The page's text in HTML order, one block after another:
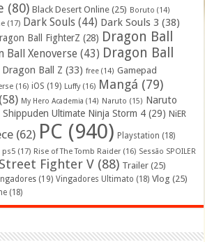
(80) Black Desert Online (25) Boruto (14)
(17) Dark Souls (44) Dark Souls 3 (38)
Ball FighterZ (28) Dragon Ball
Ball Xenoverse (43) Dragon Ball
Dragon Ball Z (33) free (14) Gamepad
(16) iOS (19) Luffy(16) Mangá (79)
(58) My Hero Academia (14) Naruto (15) Naruto
Shippuden Ultimate Ninja Storm 4 (29) NiER
(62) PC (940) Playstation (18)
ps5 (17) Rise of The Tomb Raider (16) Sessão SPOILER
Street Fighter V (88) Trailer (25)
(19) Vingadores Ultimato (18) Vlog (25)
(18)